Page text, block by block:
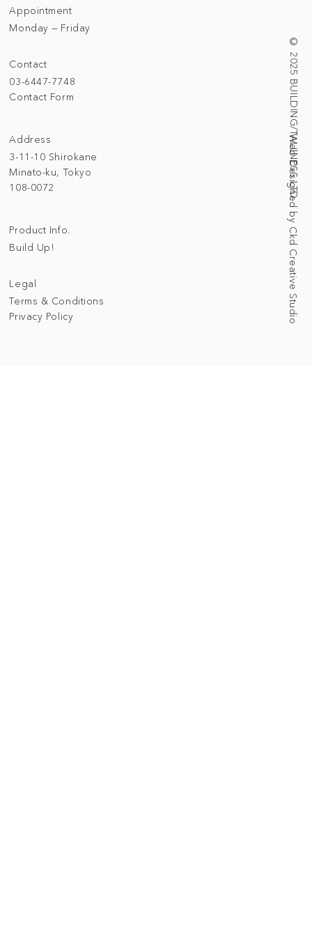
Address
3-11-10 Shirokane
Minato-ku, Tokyo
108-0072
© 2025 BUILDING/TALLNESS LTD.
Web Designed by Ckd Creative Studio
Contact
03-6447-7748
Contact Form
Appointment
Monday — Friday
Legal
Terms & Conditions
Privacy Policy
Product Info.
Build Up!